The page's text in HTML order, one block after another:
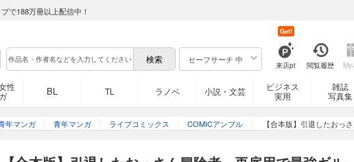
で188万冊以上配信中！
セーフサーチ 中
来店pt
Get!
閲覧履歴 My
性
BL TL ラノベ 小説・文芸
ビジネス
実用
雑誌
写真集
年マンガ 青年マンガ ライブコミックス COMICアンブル
【合本版】引退したおっ